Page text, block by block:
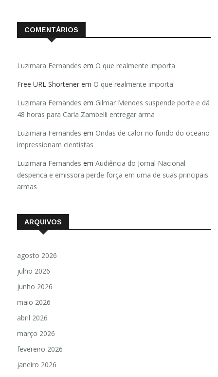
COMENTÁRIOS
Luzimara Fernandes em O que realmente importa
Free URL Shortener em O que realmente importa
Luzimara Fernandes em Gilmar Mendes suspende porte e dá
48 horas para Carla Zambelli entregar arma
Luzimara Fernandes em Ondas de calor no fundo do oceano
impressionam cientistas
Luzimara Fernandes em Audiência do Jornal Nacional
despenca e emissora perde força em uma de suas principais
armas
ARQUIVOS
agosto 2026
julho 2026
junho 2026
maio 2026
abril 2026
março 2026
fevereiro 2026
janeiro 2026